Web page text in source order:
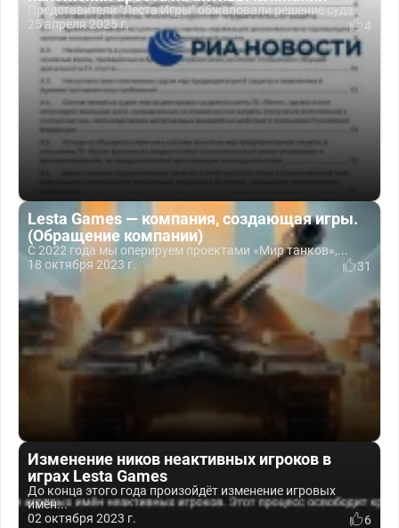
Представители "Леста Игры" обжаловали решение суда...
25 апреля 2025 г.
4
Lesta Games — компания, создающая игры.
(Обращение компании)
С 2022 года мы оперируем проектами «Мир танков»,...
18 октября 2023 г.
31
Изменение ников неактивных игроков в
играх Lesta Games
До конца этого года произойдёт изменение игровых
имён...
02 октября 2023 г.
6